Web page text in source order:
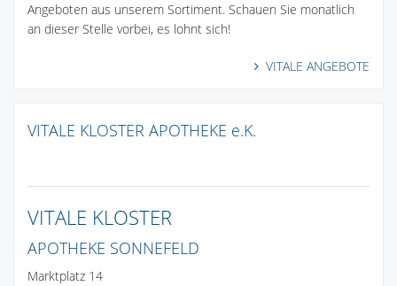
Angeboten aus unserem Sortiment. Schauen Sie monatlich
an dieser Stelle vorbei, es lohnt sich!
VITALE ANGEBOTE
VITALE KLOSTER APOTHEKE e.K.
VITALE KLOSTER
APOTHEKE SONNEFELD
Marktplatz 14